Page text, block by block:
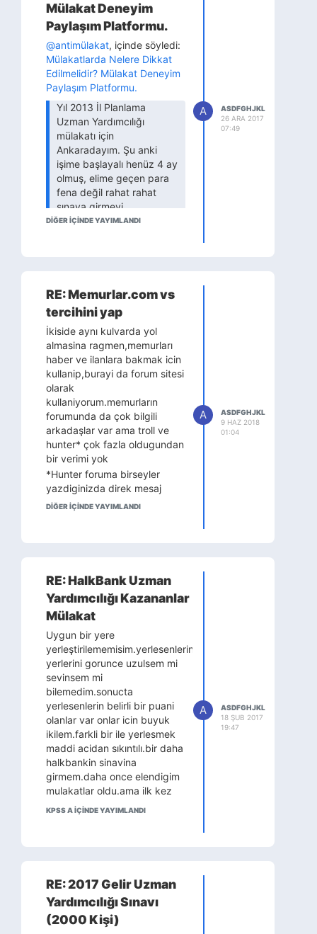
Mülakat Deneyim
Paylaşım Platformu.
@antimülakat, içinde söyledi:
Mülakatlarda Nelere Dikkat
Edilmelidir? Mülakat Deneyim
Paylaşım Platformu.
Yıl 2013 İl Planlama
Uzman Yardımcılığı
mülakatı için
Ankaradayım. Şu anki
işime başlayalı henüz 4 ay
olmuş, elime geçen para
fena değil rahat rahat
sınava girmeyi
planlıyorum. Mülakat
düşeceği için kemeri de
oradan hallederim diye
düşündüm. O günün
mülakat listesinin üçüncü
çeyreğinde yer aldığım
içinde çok acele etmedim.
9:30 gibi Kizilaydan
kemeri aldım, içişlerine
yürüyorum, 10 gibi de
orada oldum. Etrafa bir
baktım orada bulunanların
%90'ınında bordo veya
kırmızı kravat. Bendeki de
lacivert desenli. Neyse
dedim arkadaşlar
Kaymakamlık mülakatı
önceki son 4 kişiye kadar
ilerlemişler. Tamam rahat
olmaya rahatimda bu
kadar ilerlenilmesi de
birden panik yaratıyor.
Neyse birinci kişi girdi
çıktı, ikincisi ortalarda
yok, üçüncü kişiyi
hunharca zorlamişlar.
Eleman kızarmış bozarmis
bir vaziyette çıktı. Ne
sordular dedim,
bilmiyorum valla dedi
bastı gitti. Dördüncüye
seslendiler o da ortalarda
yok. Beşinci sırada ben
sonraya kalır diye
sonra beklediğimden
kolay 5 alan sorusu
sordular? Biri hariç
diğerlerine cevap verdim.
DİĞER IÇINDE YAYIMLANDI
A
ASDFGHJKL
26 ARA 2017
07:49
RE: Memurlar.com vs
tercihini yap
İkiside aynı kulvarda yol
almasina ragmen,memurları
haber ve ilanlara bakmak icin
kullanip,burayi da forum sitesi
olarak
kullaniyorum.memurların
forumunda da çok bilgili
arkadaşlar var ama troll ve
hunter* çok fazla oldugundan
bir verimi yok
*Hunter foruma birseyler
yazdiginizda direk mesaj
gönderen,itina ile tanışmak
DİĞER IÇINDE YAYIMLANDI
A
ASDFGHJKL
9 HAZ 2018
01:04
RE: HalkBank Uzman
Yardımcılığı Kazananlar
Mülakat
Uygun bir yere
yerleştirilememisim.yerlesenlerin
yerlerini gorunce uzulsem mi
sevinsem mi
bilemedim.sonucta
yerlesenlerin belirli bir puani
olanlar var onlar icin buyuk
ikilem.farkli bir ile yerlesmek
maddi acidan sıkıntılı.bir daha
halkbankin sinavina
girmem.daha once elendigim
mulakatlar oldu.ama ilk kez
neden elendim alinanlar
neden alindi
kapatti.servis gorevlisi icin de
heralde bu adam sirnak icin
yeterli bu agri icin dediler .(
KPSS A IÇINDE YAYIMLANDI
A
ASDFGHJKL
18 ŞUB 2017
19:47
RE: 2017 Gelir Uzman
Yardımcılığı Sınavı
(2000 Kişi)